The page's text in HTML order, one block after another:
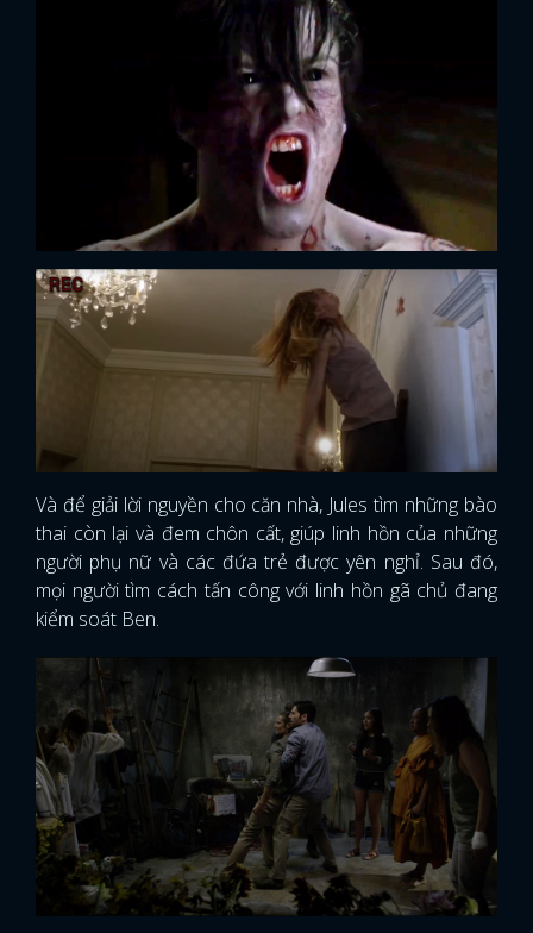
Và để giải lời nguyền cho căn nhà, Jules tìm những bào
thai còn lại và đem chôn cất, giúp linh hồn của những
người phụ nữ và các đứa trẻ được yên nghỉ. Sau đó,
mọi người tìm cách tấn công với linh hồn gã chủ đang
kiểm soát Ben.